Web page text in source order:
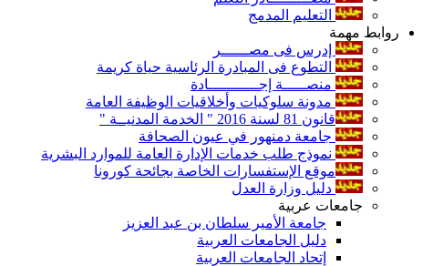
التعليم المدمج
روابط مهمة
إدرس فى مصــــــر
التطوع فى المبادرة الرئاسية حياة كريمة
منصـــــة إجـــــــــــادة
مدونة سلوكيات وأخلاقيات الوظيفة العامة
قانون 81 لسنة 2016 " الخدمة المدنيــة "
جامعة دمنهور في عيون الصحافة
نموذج طلب خدمات الإدارة العامة للموارد البشرية
موقع الإستفسارات الخاصة بجائحة كورونا
دليل وزارة العدل
جامعات عربية
جامعة الأمير سلطان بن عبد العزيز
دليل الجامعات العربية
إتحاد الجامعات العربية